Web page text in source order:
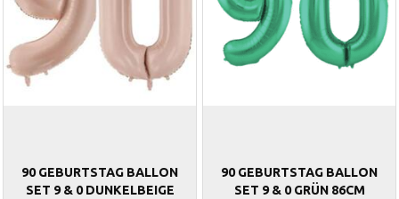
90 GEBURTSTAG BALLON
SET 9 & 0 DUNKELBEIGE
90 GEBURTSTAG BALLON
SET 9 & 0 GRÜN 86CM